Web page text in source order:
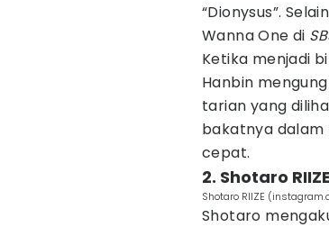
“Dionysus”.
Wanna One di
Ketika menjadi
Hanbin
tarian yang
bakatnya
cepat.
2. Shotaro RIIZE
Shotaro RIIZE
Shotaro